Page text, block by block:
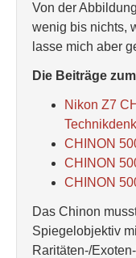
Von der
wenig bis nichts,
lasse mich aber
Die Beiträge
Nikon Z7
CHINON
CHINON
CHINON
Das Chinon
Spiegelobjektiv
Raritäten-/